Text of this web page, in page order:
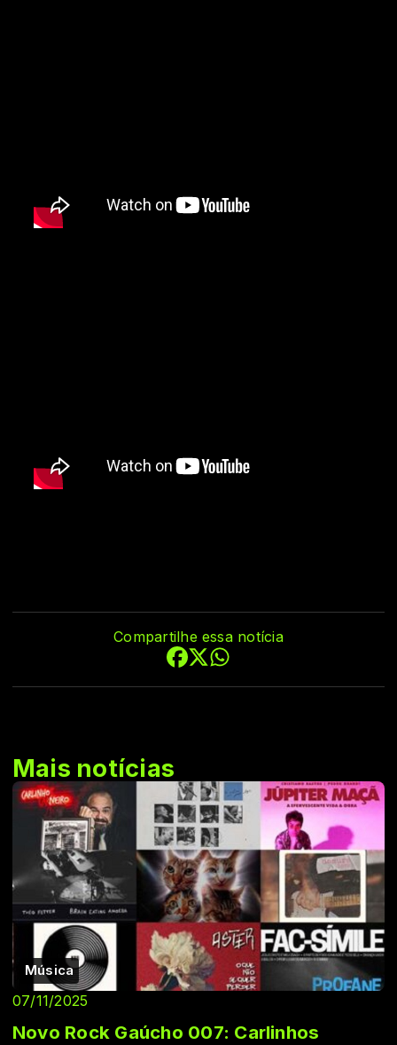
Compartilhe essa notícia
Mais notícias
Música
07/11/2025
Novo Rock Gaúcho 007: Carlinhos